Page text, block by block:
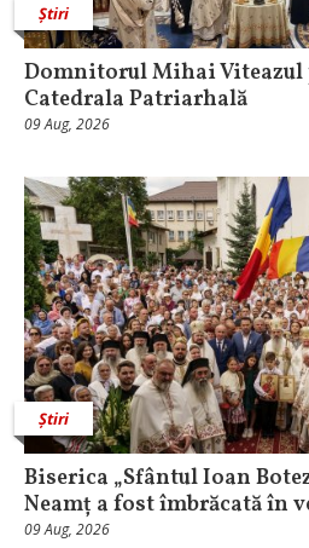
Știri
Domnitorul Mihai Viteazul
Catedrala Patriarhală
09 Aug, 2026
Știri
Biserica „Sfântul Ioan
Neamț a fost îmbrăcată în
09 Aug, 2026